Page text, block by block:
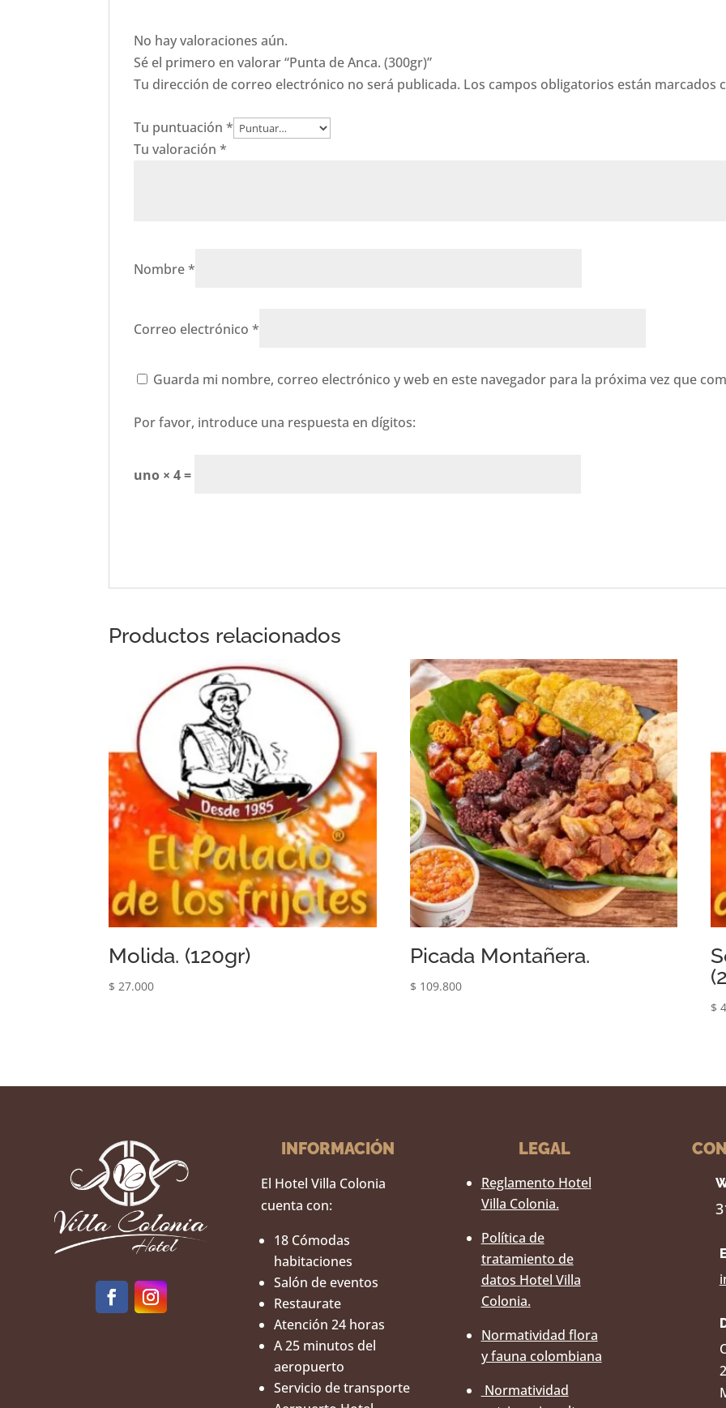
No hay valoraciones aún.
Sé el primero en valorar “Punta de Anca. (300gr)”
Tu dirección de correo electrónico no será publicada. Los campos obligatorios están marcados
Tu puntuación*
Tu valoración*
Nombre*
Correo electrónico*
Guarda mi nombre, correo electrónico y web en este navegador para la próxima vez que
Por favor, introduce una respuesta en dígitos:
uno × 4 =
Productos relacionados
Molida. (120gr)
$ 27.000
Picada Montañera.
$ 109.800
$
INFORMACIÓN
El Hotel Villa Colonia
cuenta con:
18 Cómodas
habitaciones
Salón de eventos
Restaurate
Atención 24 horas
A 25 minutos del
aeropuerto
Servicio de transporte
LEGAL
Reglamento Hotel
Villa Colonia.
Política de
tratamiento de
datos Hotel Villa
Colonia.
Normatividad flora
y fauna colombiana
Normatividad